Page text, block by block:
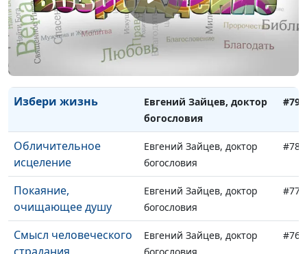
План спасения
Андрей Гарбарчук,
священнослужитель
#81
Смысл страданий
Андрей Гарбарчук,
священнослужитель
Избери жизнь
Евгений Зайцев, доктор
богословия
#79
Обличительное
исцеление
Евгений Зайцев, доктор
богословия
#78
Покаяние,
очищающее душу
Евгений Зайцев, доктор
богословия
#77
Смысл человеческого
страдания
Евгений Зайцев, доктор
богословия
#76